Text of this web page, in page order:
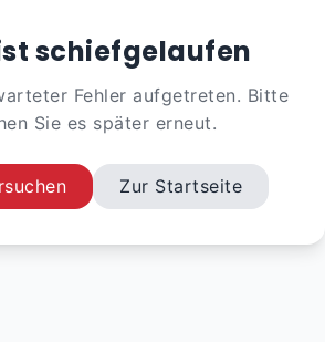
schiefgelaufen
Fehler aufgetreten. Bitte
Sie es später erneut.
Zur Startseite